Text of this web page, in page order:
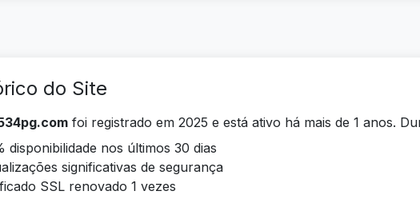
do Site
foi registrado em 2025 e está ativo há mais de 1 anos.
disponibilidade nos últimos 30 dias
significativas de segurança
SSL renovado 1 vezes